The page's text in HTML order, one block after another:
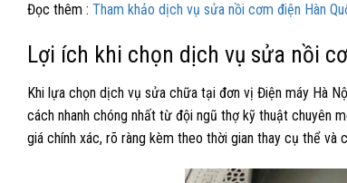
Đọc thêm : Tham khảo dịch vụ sửa nồi cơm điện Hàn
Lợi ích khi chọn dịch vụ sửa nồi
Khi lựa chọn dịch vụ sửa chữa tại đơn vị Điện máy Hà
cách nhanh chóng nhất từ đội ngũ thợ kỹ thuật chuyên
giá chính xác, rõ ràng kèm theo thời gian thay cụ thể và